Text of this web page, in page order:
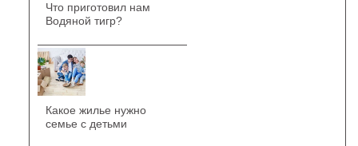
Что приготовил нам
Водяной тигр?
Какое жилье нужно
семье с детьми